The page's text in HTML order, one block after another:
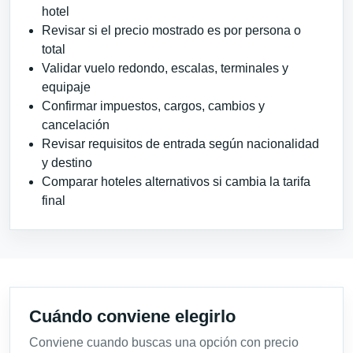
hotel
Revisar si el precio mostrado es por persona o
total
Validar vuelo redondo, escalas, terminales y
equipaje
Confirmar impuestos, cargos, cambios y
cancelación
Revisar requisitos de entrada según nacionalidad
y destino
Comparar hoteles alternativos si cambia la tarifa
final
Cuándo conviene elegirlo
Conviene cuando buscas una opción con precio